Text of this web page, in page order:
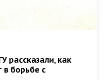
рассказали, как
в борьбе с